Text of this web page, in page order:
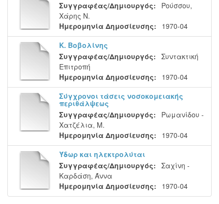
Συγγραφέας/Δημιουργός:
Ρούσσου,
Χάρης Ν.
Ημερομηνία Δημοσίευσης:
1970-04
Κ. Βοβολίνης
Συγγραφέας/Δημιουργός: Συντακτική
Επιτροπή
Ημερομηνία Δημοσίευσης:
1970-04
Σύγχρονοι τάσεις νοσοκομειακής
περιθάλψεως
Συγγραφέας/Δημιουργός:
Ρωμανίδου -
Χατζέλια, Μ.
Ημερομηνία Δημοσίευσης:
1970-04
Ύδωρ και ηλεκτρολύται
Συγγραφέας/Δημιουργός: Σαχίνη -
Καρδάση, Άννα
Ημερομηνία Δημοσίευσης:
1970-04